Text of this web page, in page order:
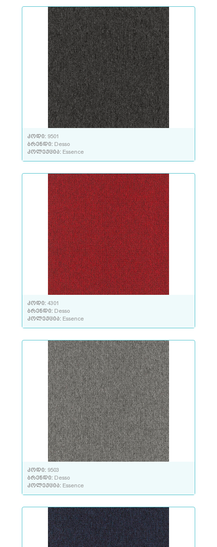
კოდი: 9501
ბრენდი: Desso
კოლექცია: Essence
კოდი: 4301
ბრენდი: Desso
კოლექცია: Essence
კოდი: 9503
ბრენდი: Desso
კოლექცია: Essence